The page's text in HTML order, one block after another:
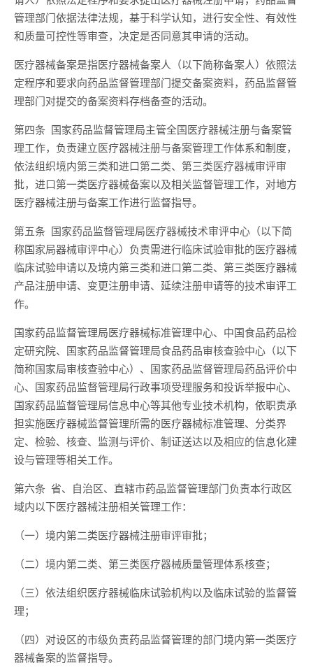
管理部门依据法律法规，基于科学认知，进行安全性、有效性
和质量可控性等审查，决定是否同意其申请的活动。
医疗器械备案是指医疗器械备案人（以下简称备案人）依照法
定程序和要求向药品监督管理部门提交备案资料，药品监督管
理部门对提交的备案资料存档备查的活动。
第四条 国家药品监督管理局主管全国医疗器械注册与备案管
理工作，负责建立医疗器械注册与备案管理工作体系和制度，
依法组织境内第三类和进口第二类、第三类医疗器械审评审
批，进口第一类医疗器械备案以及相关监督管理工作，对地方
医疗器械注册与备案工作进行监督指导。
第五条 国家药品监督管理局医疗器械技术审评中心（以下简
称国家局器械审评中心）负责需进行临床试验审批的医疗器械
临床试验申请以及境内第三类和进口第二类、第三类医疗器械
产品注册申请、变更注册申请、延续注册申请等的技术审评工
作。
国家药品监督管理局医疗器械标准管理中心、中国食品药品检
定研究院、国家药品监督管理局食品药品审核查验中心（以下
简称国家局审核查验中心）、国家药品监督管理局药品评价中
心、国家药品监督管理局行政事项受理服务和投诉举报中心、
国家药品监督管理局信息中心等其他专业技术机构，依职责承
担实施医疗器械监督管理所需的医疗器械标准管理、分类界
定、检验、核查、监测与评价、制证送达以及相应的信息化建
设与管理等相关工作。
第六条 省、自治区、直辖市药品监督管理部门负责本行政区
域内以下医疗器械注册相关管理工作：
（一）境内第二类医疗器械注册审评审批；
（二）境内第二类、第三类医疗器械质量管理体系核查；
（三）依法组织医疗器械临床试验机构以及临床试验的监督管
理；
（四）对设区的市级负责药品监督管理的部门境内第一类医疗
器械备案的监督指导。